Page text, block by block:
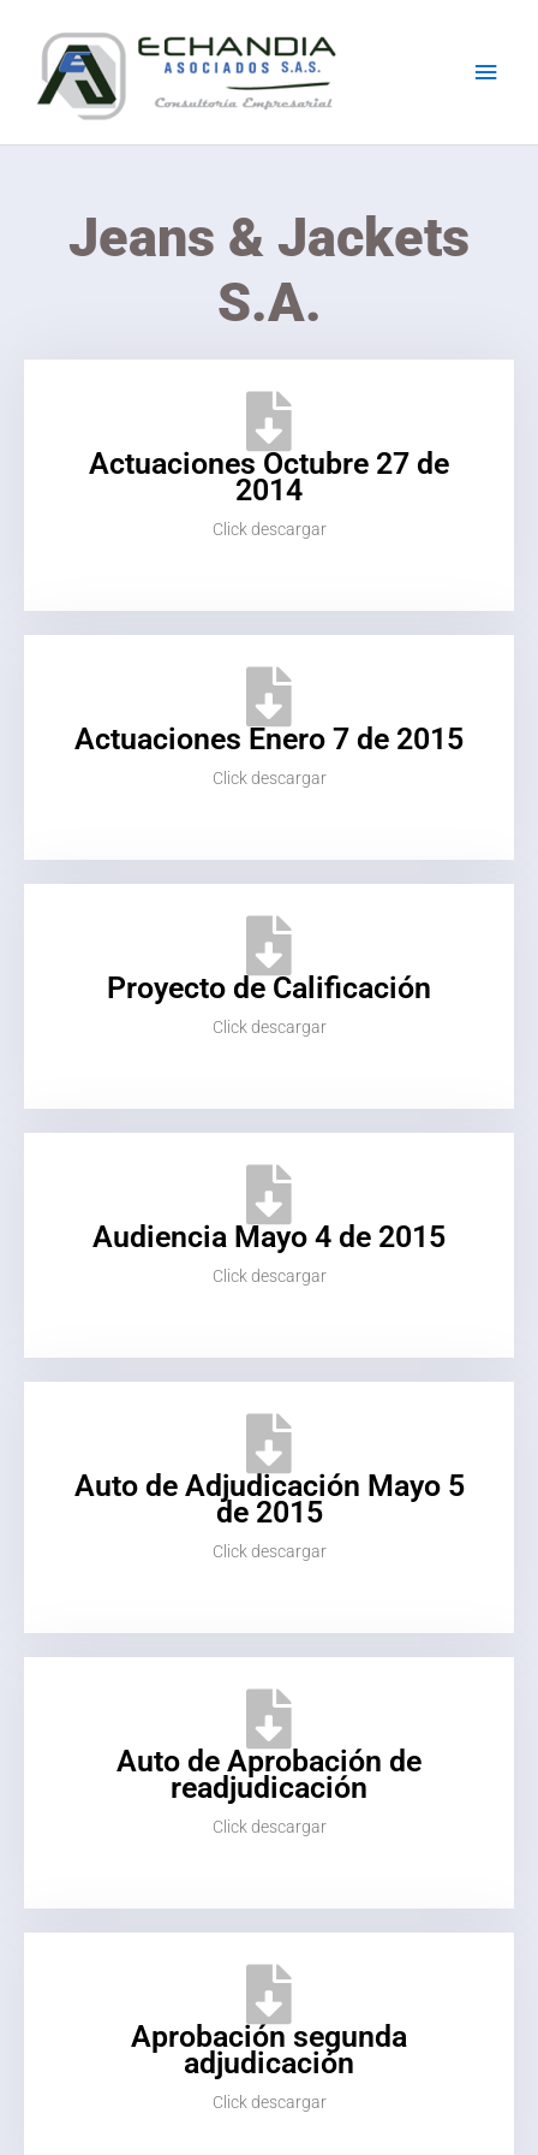
content
Jeans & Jackets
S.A.
Actuaciones Octubre 27 de
2014
Click descargar
Actuaciones Enero 7 de 2015
Click descargar
Proyecto de Calificación
Click descargar
Audiencia Mayo 4 de 2015
Click descargar
Auto de Adjudicación Mayo 5
de 2015
Click descargar
Auto de Aprobación de
readjudicación
Click descargar
Aprobación segunda
adjudicación
Click descargar